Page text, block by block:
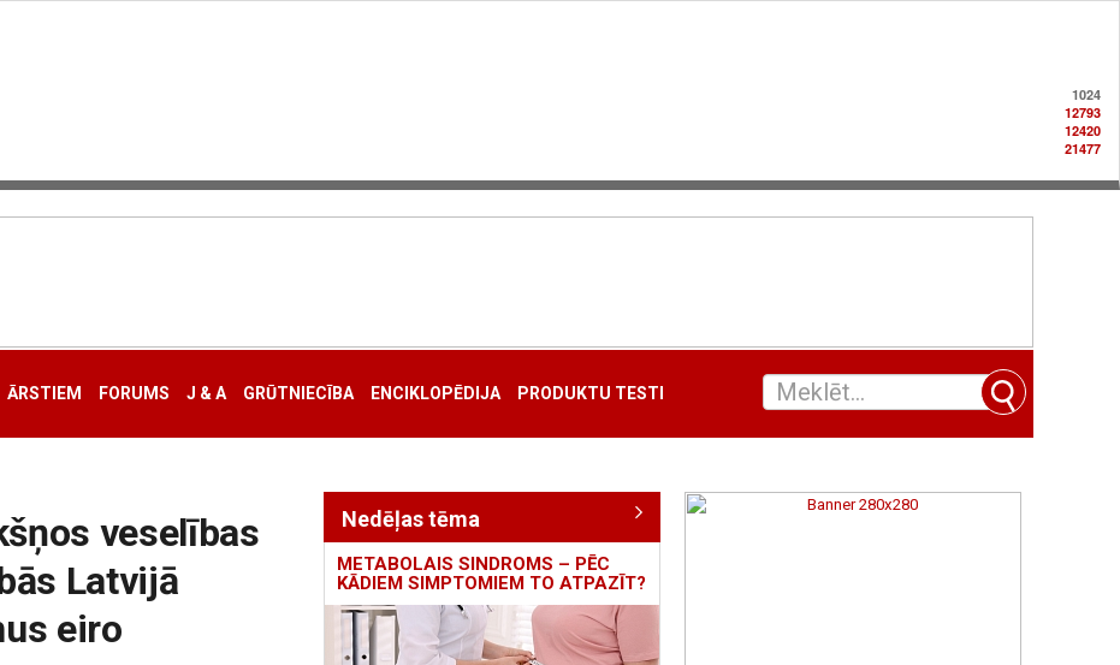
1024
12793
12420
21477
ĀRSTIEM FORUMS J & A GRŪTNIECĪBA ENCIKLOPĒDIJA PRODUKTU TESTI
veselības
Latvijā
eiro
Nedēļas tēma
METABOLAIS SINDROMS – PĒC
KĀDIEM SIMPTOMIEM TO ATPAZĪT?